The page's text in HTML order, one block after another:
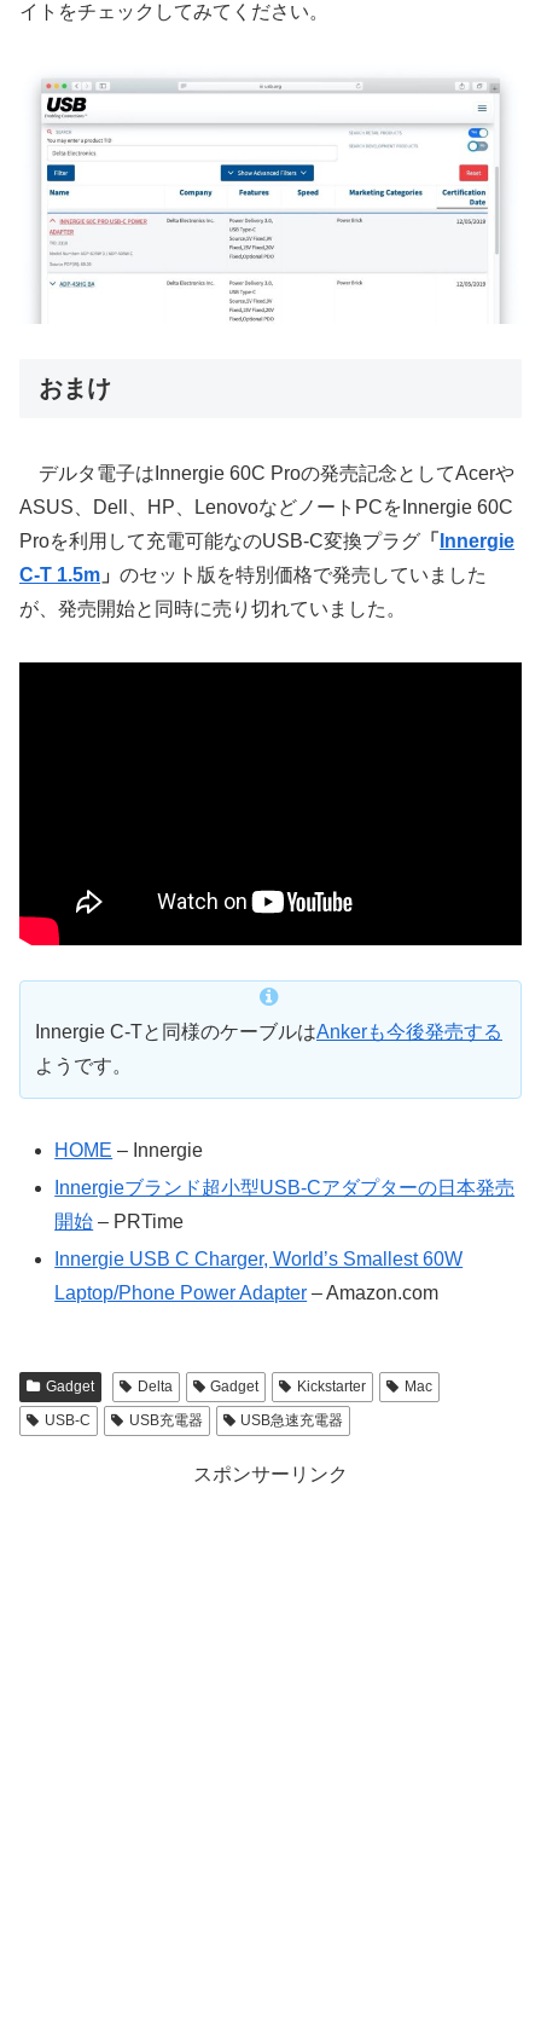
イトをチェックしてみてください。
おまけ
デルタ電子はInnergie 60C Proの発売記念としてAcerや
ASUS、Dell、HP、LenovoなどノートPCをInnergie 60C
Proを利用して充電可能なのUSB-C変換プラグ 「 Innergie
C-T 1.5m 」 のセット版を特別価格で発売していました
が、発売開始と同時に売り切れていました。
Innergie C-Tと同様のケーブルはAnkerも今後発売する
ようです。
HOME – Innergie
Innergieブランド超小型USB-Cアダプターの日本発売
開始 – PRTime
Innergie USB C Charger, World’s Smallest 60W
Laptop/Phone Power Adapter – Amazon.com
Gadget Delta Gadget Kickstarter
Mac
USB-C
USB充電器 USB急速充電器
スポンサーリンク